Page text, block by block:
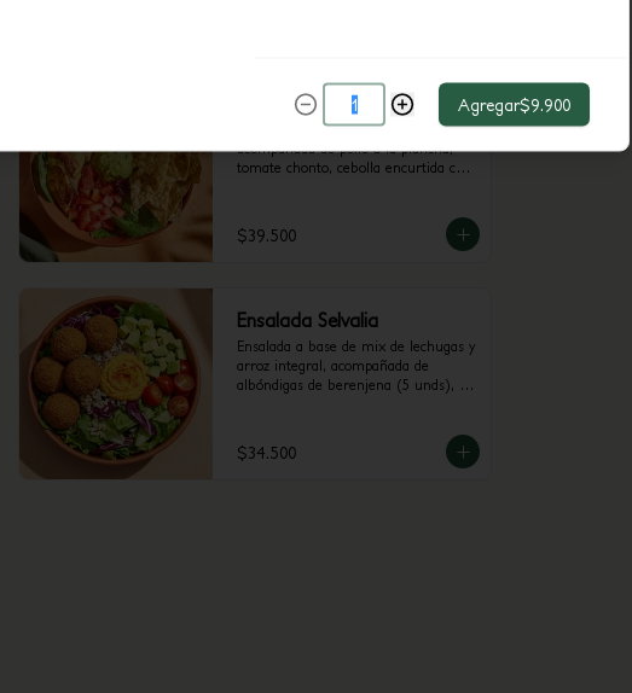
Ensalada Mexicalia
Ensalada a base de mix de lechugas,
acompañada de pollo a la plancha,
tomate chonto, cebolla encurtida con
con vinagreta de Jalapeños.
$39.500
Ensalada Selvalia
Ensalada a base de mix de lechugas y
arroz integral, acompañada de
albóndigas de berenjena (5 unds),
vinagreta Balsámica
$34.500
Agregar$9.900